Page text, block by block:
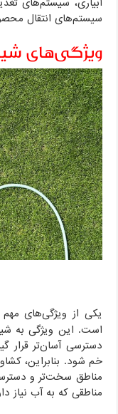
سیستم‌های انتقال
ویژگی‌های
یکی از ویژگی‌های
است. این ویژگی به
دسترسی آسان‌تر قرار
خم شود. بنابراین،
مناطق سخت‌تر و
مناطقی که به آب نیاز